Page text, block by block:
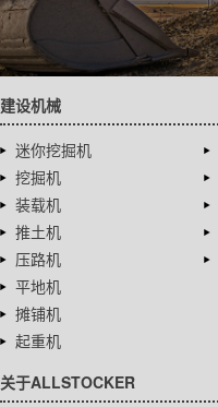
建设机械
迷你挖掘机
挖掘机
装载机
推土机
压路机
平地机
摊铺机
起重机
关于ALLSTOCKER